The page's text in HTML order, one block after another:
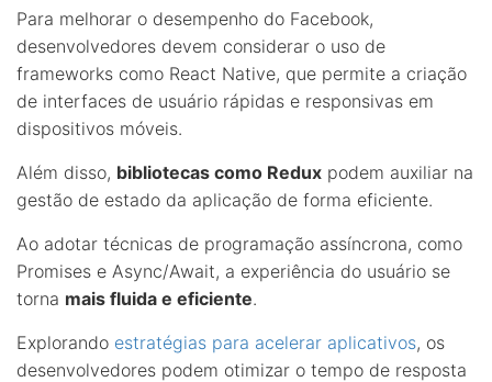
Para melhorar o desempenho do Facebook,
desenvolvedores devem considerar o uso de
frameworks como React Native, que permite a criação
de interfaces de usuário rápidas e responsivas em
dispositivos móveis.
Além disso, bibliotecas como Redux podem auxiliar na
gestão de estado da aplicação de forma eficiente.
Ao adotar técnicas de programação assíncrona, como
Promises e Async/Await, a experiência do usuário se
torna mais fluida e eficiente.
Explorando estratégias para acelerar aplicativos, os
desenvolvedores podem otimizar o tempo de resposta